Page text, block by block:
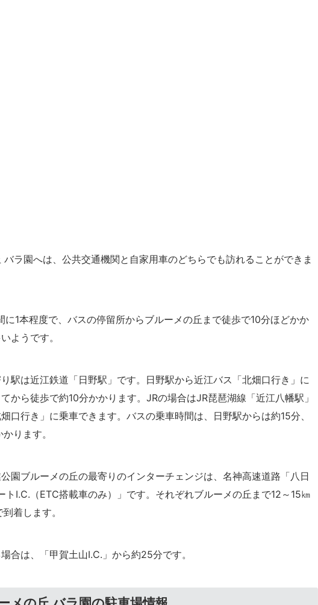
ラ園へは、公共交通機関と自家用車のどちらでも訪れることができま
に1本程度で、バスの停留所からブルーメの丘まで徒歩で10分ほどかか
ようです。
駅は近江鉄道「日野駅」です。日野駅から近江バス「北畑口行き」に
から徒歩で約10分かかります。JRの場合はJR琵琶湖線「近江八幡駅」
口行き」に乗車できます。バスの乗車時間は、日野駅からは約15分、
ります。
園ブルーメの丘の最寄りのインターチェンジは、名神高速道路「八日
トI.C.（ETC搭載車のみ）」です。それぞれブルーメの丘まで12～15㎞
着します。
合は、「甲賀土山I.C.」から約25分です。